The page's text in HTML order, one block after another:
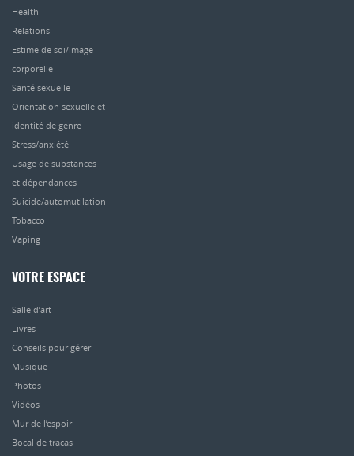
Health
Relations
Estime de soi/image
corporelle
Santé sexuelle
Orientation sexuelle et
identité de genre
Stress/anxiété
Usage de substances
et dépendances
Suicide/automutilation
Tobacco
Vaping
VOTRE ESPACE
Salle d’art
Livres
Conseils pour gérer
Musique
Photos
Vidéos
Mur de l’espoir
Bocal de tracas